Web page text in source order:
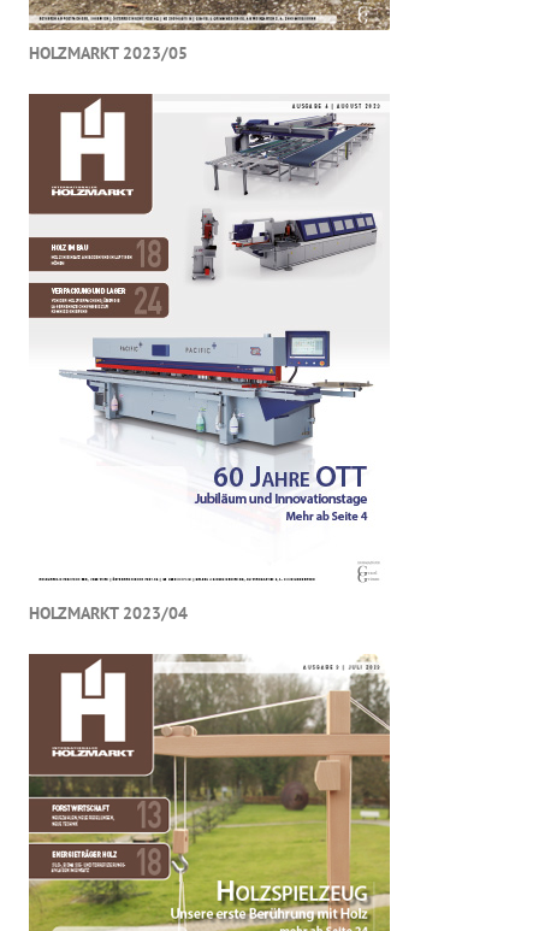
HOLZMARKT 2023/05
HOLZMARKT 2023/04